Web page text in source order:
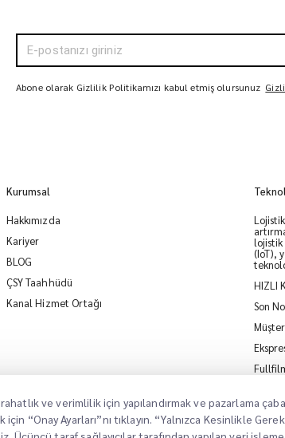
Abone olarak Gizlilik Politikamızı kabul etmiş olursunuz
Kurumsal
Hakkımızda
Kariyer
BLOG
ÇSY Taahhüdü
Kanal Hizmet Ortağı
lojistik
(IoT),
HIZLI
Son
ve verimlilik için yapılandırmak ve pazarlama
“Onay Ayarları”nı tıklayın. “Yalnızca Kesinlikle